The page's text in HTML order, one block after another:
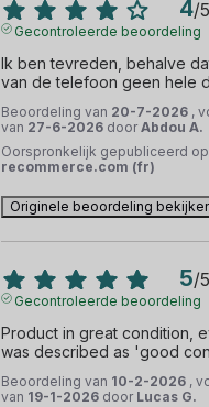
4/5
Gecontroleerde beoordeling
Ik ben tevreden, behalve
van de telefoon geen hele
Beoordeling van 20-7-2026 ,
van 27-6-2026 door Abdou A.
Oorspronkelijk gepubliceerd op
recommerce.com (fr)
Originele beoordeling
5/5
Gecontroleerde beoordeling
Product in great condition,
was described as 'good
Beoordeling van 10-2-2026 ,
van 19-1-2026 door Lucas G.